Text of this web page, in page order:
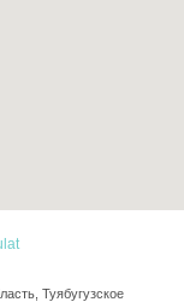
Туябугузское